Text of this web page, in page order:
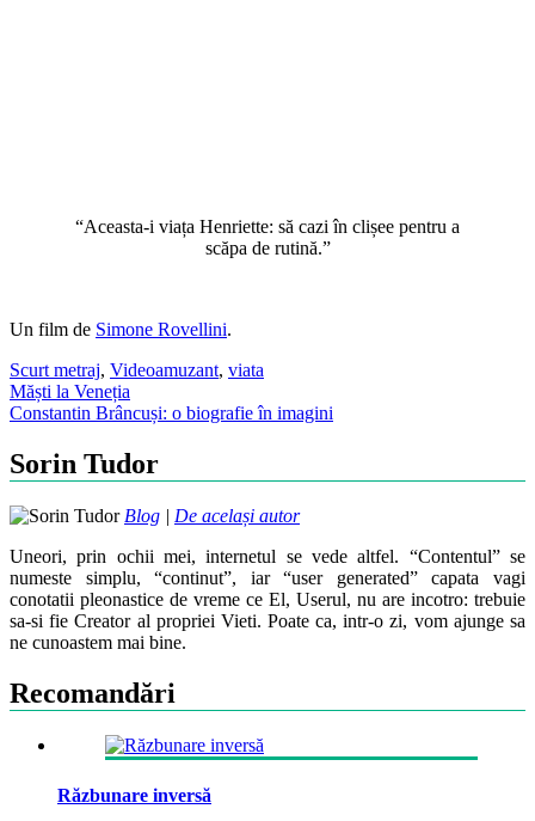
“Aceasta-i viața Henriette: să cazi în clișee pentru a
scăpa de rutină.”
Un film de Simone Rovellini.
Scurt metraj, Videoamuzant, viata
Post
navigation
Măști la Veneția
Constantin Brâncuși: o biografie în imagini
Sorin Tudor
Blog | De același autor
Uneori, prin ochii mei, internetul se vede altfel. “Contentul” se
numeste simplu, “continut”, iar “user generated” capata vagi
conotatii pleonastice de vreme ce El, Userul, nu are incotro: trebuie
sa-si fie Creator al propriei Vieti. Poate ca, intr-o zi, vom ajunge sa
ne cunoastem mai bine.
Recomandări
Răzbunare inversă